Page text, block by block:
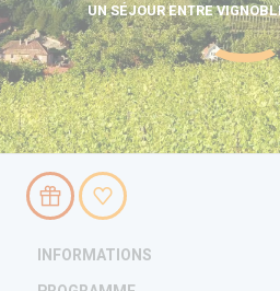
UN SÉJOUR ENTRE
INFORMATIONS